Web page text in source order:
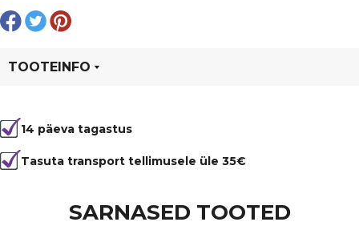
kogus
TOOTEINFO
Värvus
Mitmevärviline
Kuju
loom/lind
14 päeva tagastus
Tasuta transport tellimusele üle 35€
SARNASED TOOTED